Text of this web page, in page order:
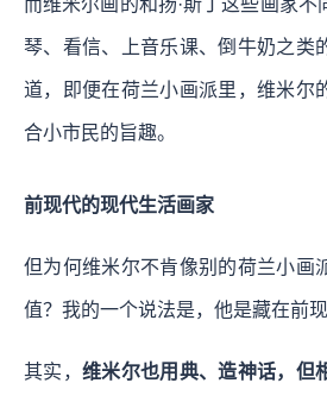
琴、看信、上音乐课、倒牛奶之类
道，即便在荷兰小画派里，维米尔
合小市民的旨趣。
前现代的现代生活画家
但为何维米尔不肯像别的荷兰小画
值？我的一个说法是，他是藏在前
其实， 维米尔也用典、造神话，但